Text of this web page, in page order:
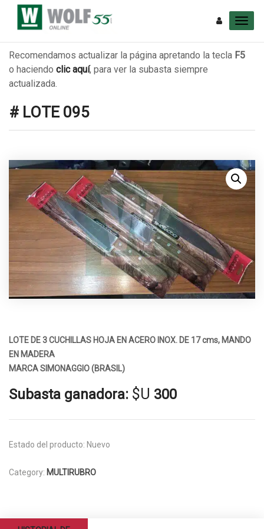
Recomendamos actualizar la página apretando la tecla F5
o haciendo clic aquí, para ver la subasta siempre
actualizada.
# LOTE 095
LOTE DE 3 CUCHILLAS HOJA EN ACERO INOX. DE 17 cms, MANDO
EN MADERA
MARCA SIMONAGGIO (BRASIL)
Subasta ganadora: $U 300
Estado del producto: Nuevo
Category: MULTIRUBRO